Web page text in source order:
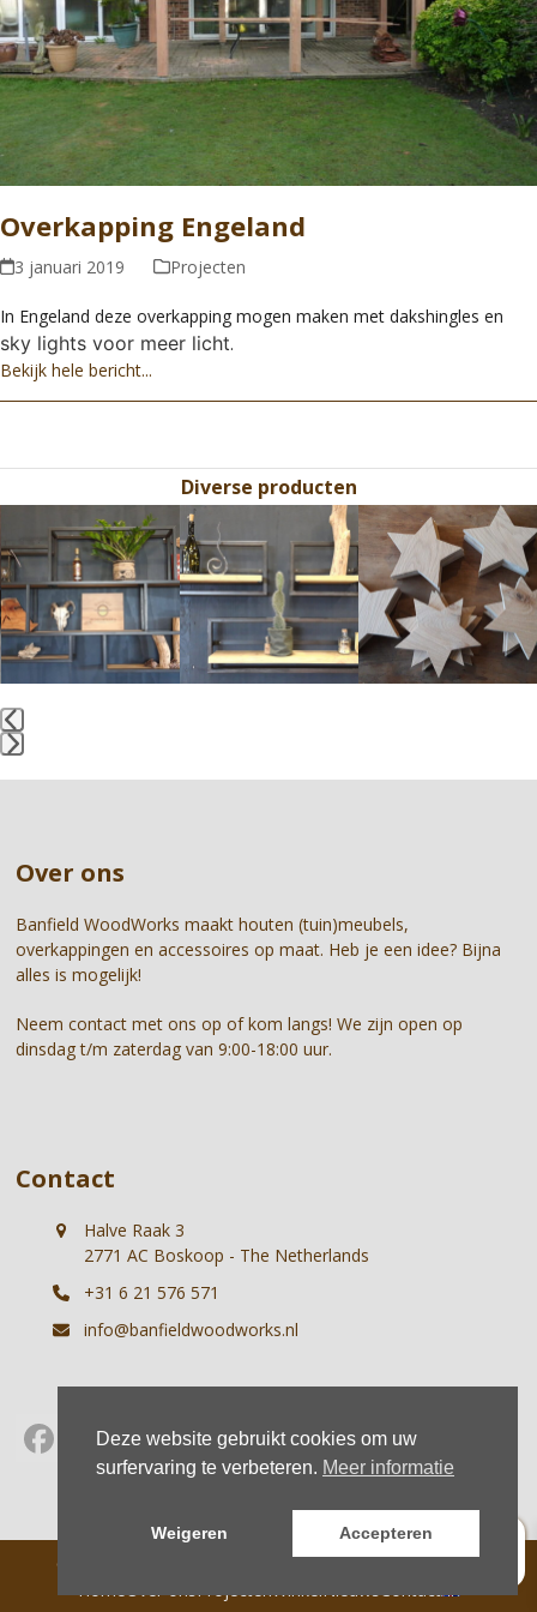
Overkapping Engeland
3 januari 2019 Projecten
In Engeland deze overkapping mogen maken met dakshingles en
sky lights voor meer licht.
Bekijk hele bericht...
Diverse producten
the
left
and
right
arrow
keys
first
slide
Over ons
Banfield WoodWorks maakt houten (tuin)meubels,
overkappingen en accessoires op maat. Heb je een idee? Bijna
alles is mogelijk!
Neem contact met ons op of kom langs! We zijn open op
dinsdag t/m zaterdag van 9:00-18:00 uur.
Contact
Halve Raak 3
2771 AC Boskoop - The Netherlands
+31 6 21 576 571
info@banfieldwoodworks.nl
Facebook
Instagram
Whatsapp
© Banfield Woodworks | Voorwaarden|Privacybeleid
HomeOver onsProjectenWinkelNieuwsContact
Deze website gebruikt cookies om uw
surfervaring te verbeteren. Meer informatie
Weigeren Accepteren